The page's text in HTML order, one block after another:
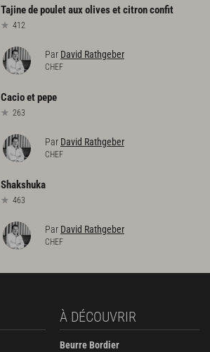
Tajinedepouletauxolivesetcitronconfit
412
Par David Rathgeber
CHEF
Cacioetpepe
263
Par David Rathgeber
CHEF
Shakshuka
463
Par David Rathgeber
CHEF
À DÉCOUVRIR
Beurre Bordier